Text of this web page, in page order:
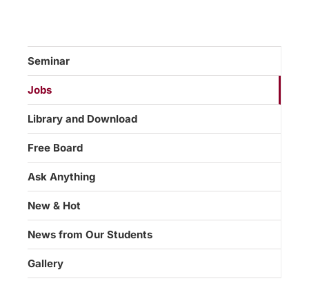
Seminar
Jobs
Library and Download
Free Board
Ask Anything
New & Hot
News from Our Students
Gallery